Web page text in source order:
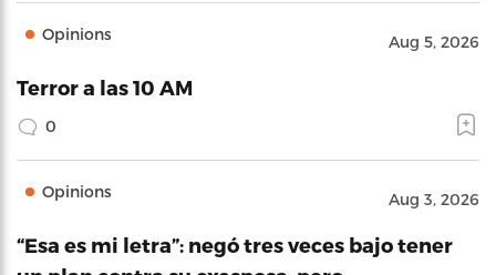
Opinions Aug 5, 2026
Terror a las 10 AM
0
Opinions Aug 3, 2026
“Esa es mi letra”: negó tres veces bajo tener